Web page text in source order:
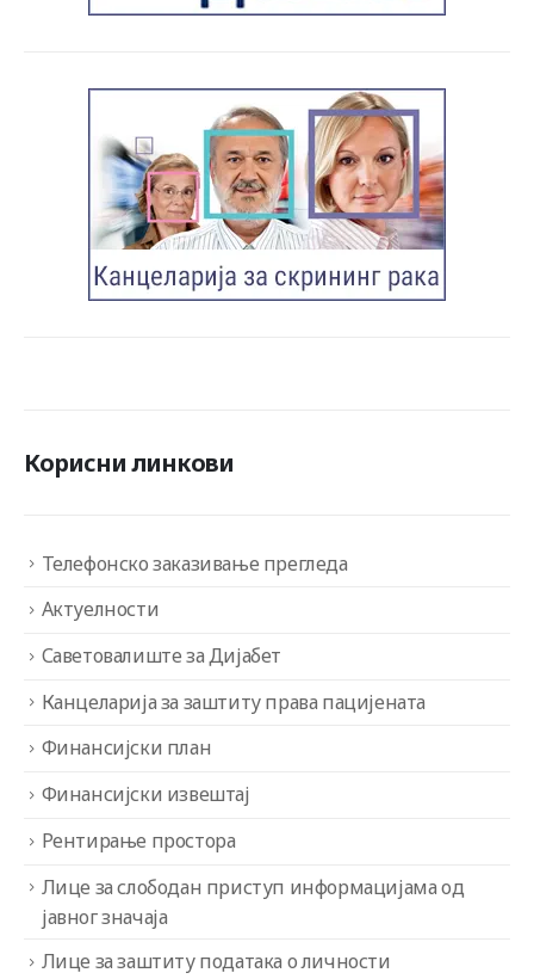
Корисни линкови
Телефонско заказивање прегледа
Актуелности
Саветовалиште за Дијабет
Канцеларија за заштиту права пацијената
Финансијски план
Финансијски извештај
Рентирање простора
Лице за слободан приступ информацијама од
јавног значаја
Лице за заштиту података о личности